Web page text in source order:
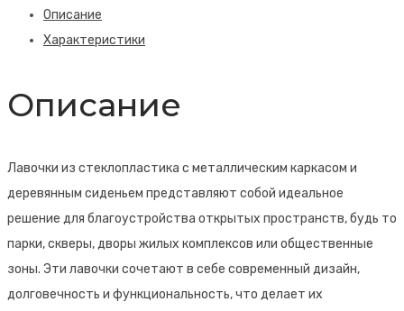
Описание
Характеристики
Описание
Лавочки из стеклопластика с металлическим каркасом и
деревянным сиденьем представляют собой идеальное
решение для благоустройства открытых пространств, будь то
парки, скверы, дворы жилых комплексов или общественные
зоны. Эти лавочки сочетают в себе современный дизайн,
долговечность и функциональность, что делает их